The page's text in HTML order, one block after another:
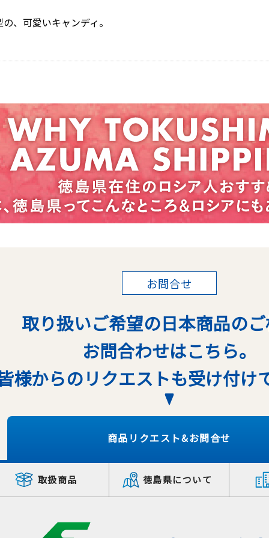
、可愛いキャンディ。
お問合せ
取り扱いご希望の日本商品の
お問合わせはこちら。
様からのリクエストも受け付け
商品リクエスト&お問合せ
取扱商品 徳島県について